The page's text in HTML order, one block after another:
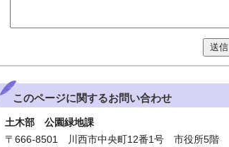
送信
このページに関するお問い合わせ
土木部 公園緑地課
〒666-8501 川西市中央町12番1号 市役所5階